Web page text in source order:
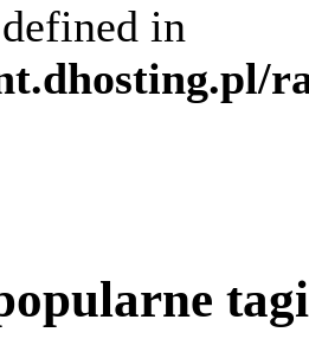
in
tagi